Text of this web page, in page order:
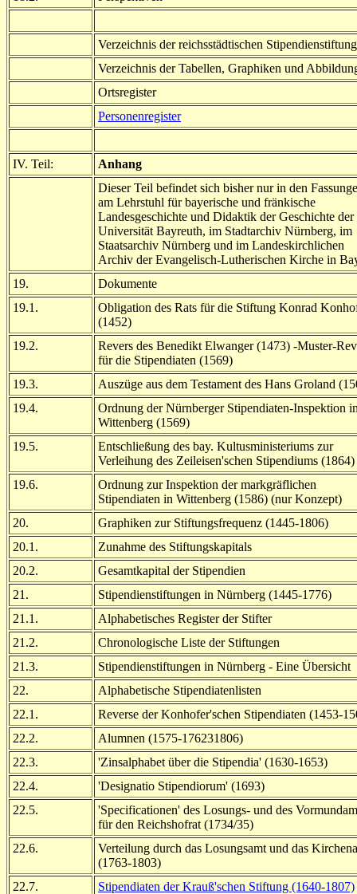
Verzeichnis der reichsstädtischen
Verzeichnis der Tabellen, Graphiken und
Ortsregister
Personenregister
IV. Teil:
Anhang
Dieser Teil befindet sich bisher nur in den
am Lehrstuhl für bayerische und fränkische
Landesgeschichte und Didaktik der Geschichte der
Universität Bayreuth, im Stadtarchiv Nürnberg, im
Staatsarchiv Nürnberg und im Landeskirchlichen
Archiv der Evangelisch-Lutherischen Kirche in
19.
Dokumente
19.1.
Obligation des Rats für die Stiftung Konrad
(1452)
19.2.
Revers des Benedikt Elwanger (1473) -Muster-
für die Stipendiaten (1569)
19.3.
Auszüge aus dem Testament des Hans Groland
19.4.
Ordnung der Nürnberger Stipendiaten-Inspektion
Wittenberg (1569)
19.5.
Entschließung des bay. Kultusministeriums zur
Verleihung des Zeileisen'schen Stipendiums (1864)
19.6.
Ordnung zur Inspektion der markgräflichen
Stipendiaten in Wittenberg (1586) (nur Konzept)
20.
Graphiken zur Stiftungsfrequenz (1445-1806)
20.1.
Zunahme des Stiftungskapitals
20.2.
Gesamtkapital der Stipendien
21.
Stipendienstiftungen in Nürnberg (1445-1776)
21.1.
Alphabetisches Register der Stifter
21.2.
Chronologische Liste der Stiftungen
21.3.
Stipendienstiftungen in Nürnberg - Eine Übersicht
22.
Alphabetische Stipendiatenlisten
22.1.
Reverse der Konhofer'schen Stipendiaten (1453-
22.2.
Alumnen (1575-176231806)
22.3.
'Zinsalphabet über die Stipendia' (1630-1653)
22.4.
'Designatio Stipendiorum' (1693)
22.5.
'Specificationen' des Losungs- und des
für den Reichshofrat (1734/35)
22.6.
Verteilung durch das Losungsamt und das
(1763-1803)
22.7.
Stipendiaten der Krauß'schen Stiftung (1640-1807)